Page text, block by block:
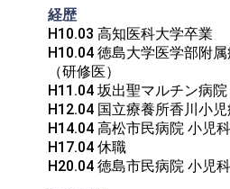
経歴
H10.03 高知医科大学卒業
H10.04 徳島大学医学部附
（研修医）
H11.04 坂出聖マルチン病
H12.04 国立療養所香川小
H14.04 高松市民病院 小児科
H17.04 休職
H20.04 徳島市民病院 小児科